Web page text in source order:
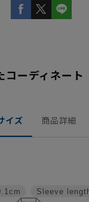
コーディネート
イズ 商品詳細
Sleeve